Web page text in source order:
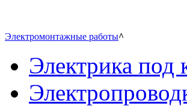
Электромонтажные работы^
Электрика под